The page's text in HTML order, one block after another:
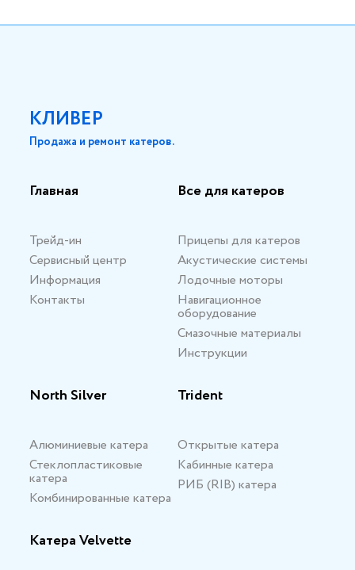
КЛИВЕР
Продажа и ремонт катеров.
Главная
Трейд-ин
Сервисный центр
Информация
Контакты
Все для катеров
Прицепы для катеров
Акустические системы
Лодочные моторы
Навигационное
оборудование
Смазочные материалы
Инструкции
North Silver
Алюминиевые катера
Стеклопластиковые
катера
Комбинированные катера
Trident
Открытые катера
Кабинные катера
РИБ (RIB) катера
Катера Velvette